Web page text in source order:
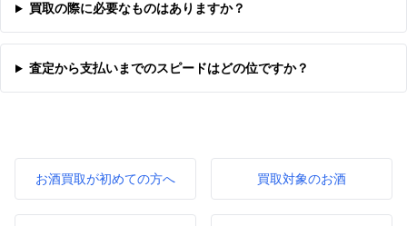
買取の際に必要なものはありますか？
査定から支払いまでのスピードはどの位ですか？
お酒買取が初めての方へ 買取対象のお酒